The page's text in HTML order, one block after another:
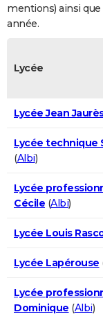
FORUM
mentions) ainsi
année.
Lycée
Lycée Jean
Lycée technique
(Albi)
Lycée
Cécile (Albi)
Lycée Louis
Lycée Lapérouse
Lycée
Dominique (Albi)